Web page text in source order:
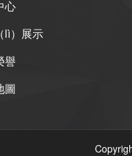
心
lì）展示
譽
圖